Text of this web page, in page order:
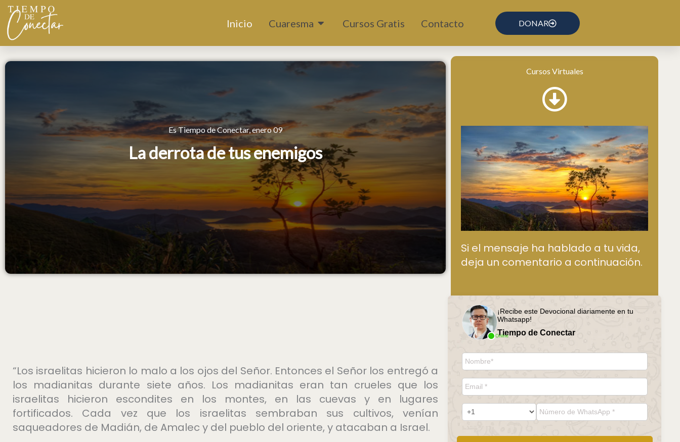
contenido
Inicio Cuaresma Abrir CuaresmaCursos Gratis Contacto DONAR
Es Tiempo de Conectar, enero 09
La derrota de tus enemigos
“Los israelitas hicieron lo malo a los ojos del Señor. Entonces el Señor los entregó a
los madianitas durante siete años. Los madianitas eran tan crueles que los
israelitas hicieron escondites en los montes, en las cuevas y en lugares
fortificados. Cada vez que los israelitas sembraban sus cultivos, venían
saqueadores de Madián, de Amalec y del pueblo del oriente, y atacaban a Israel.
Cursos Virtuales
Si el mensaje ha hablado a tu vida,
deja un comentario a continuación.
Online
¡Recibe este Devocional diariamente en tu
Whatsapp!
Tiempo de Conectar